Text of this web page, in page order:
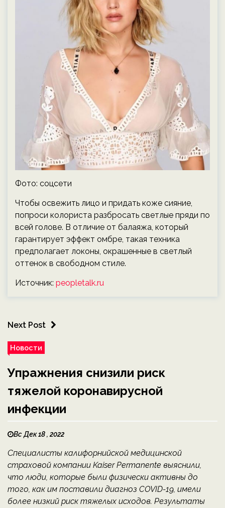
Фото: соцсети
Чтобы освежить лицо и придать коже сияние,
попроси колориста разбросать светлые пряди по
всей голове. В отличие от балаяжа, который
гарантирует эффект омбре, такая техника
предполагает локоны, окрашенные в светлый
оттенок в свободном стиле.
Источник: peopletalk.ru
Next Post
Новости
Упражнения снизили риск
тяжелой коронавирусной
инфекции
Вс Дек 18 , 2022
Специалисты калифорнийской медицинской
страховой компании Kaiser Permanente выяснили,
что люди, которые были физически активны до
того, как им поставили диагноз COVID-19, имели
более низкий риск тяжелых исходов. Результаты